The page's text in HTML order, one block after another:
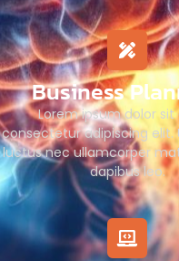
Business
Lorem ipsum dolor
consectetur adipiscing elit.
luctus nec ullamcorper
dapibus leo.